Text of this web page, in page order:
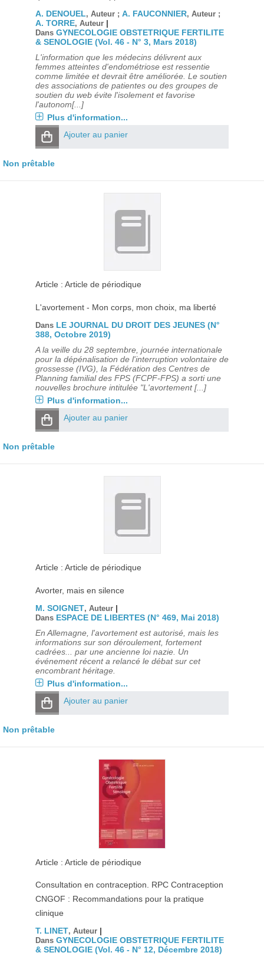
A. DENOUEL, Auteur ; A. FAUCONNIER, Auteur ;
A. TORRE, Auteur |
Dans GYNECOLOGIE OBSTETRIQUE FERTILITE
& SENOLOGIE (Vol. 46 - N° 3, Mars 2018)
L'information que les médecins délivrent aux
femmes atteintes d'endométriose est ressentie
comme limitée et devrait être améliorée. Le soutien
des associations de patientes ou des groupes de
soutien du web évite l'isolement et favorise
l'autonom[...]
Plus d'information...
Ajouter au panier
Non prêtable
Article : Article de périodique
L'avortement - Mon corps, mon choix, ma liberté
Dans LE JOURNAL DU DROIT DES JEUNES (N°
388, Octobre 2019)
A la veille du 28 septembre, journée internationale
pour la dépénalisation de l'interruption volontaire de
grossesse (IVG), la Fédération des Centres de
Planning familial des FPS (FCPF-FPS) a sorti une
nouvelles brochure intitulée "L'avortement [...]
Plus d'information...
Ajouter au panier
Non prêtable
Article : Article de périodique
Avorter, mais en silence
M. SOIGNET, Auteur |
Dans ESPACE DE LIBERTES (N° 469, Mai 2018)
En Allemagne, l'avortement est autorisé, mais les
informations sur son déroulement, fortement
cadrées... par une ancienne loi nazie. Un
événement récent a relancé le débat sur cet
encombrant héritage.
Plus d'information...
Ajouter au panier
Non prêtable
Article : Article de périodique
Consultation en contraception. RPC Contraception
CNGOF : Recommandations pour la pratique
clinique
T. LINET, Auteur |
Dans GYNECOLOGIE OBSTETRIQUE FERTILITE
& SENOLOGIE (Vol. 46 - N° 12, Décembre 2018)